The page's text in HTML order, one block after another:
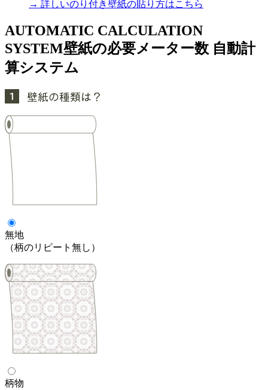
→ 詳しいのり付き壁紙の貼り方はこちら
AUTOMATIC CALCULATION
SYSTEM壁紙の必要メーター数 自動計
算システム
無地
（柄のリピート無し）
柄物